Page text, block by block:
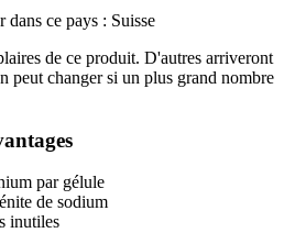
dans ce pays : Suisse
de ce produit. D'autres arriveront
peut changer si un plus grand nombre
par gélule
de sodium
inutiles